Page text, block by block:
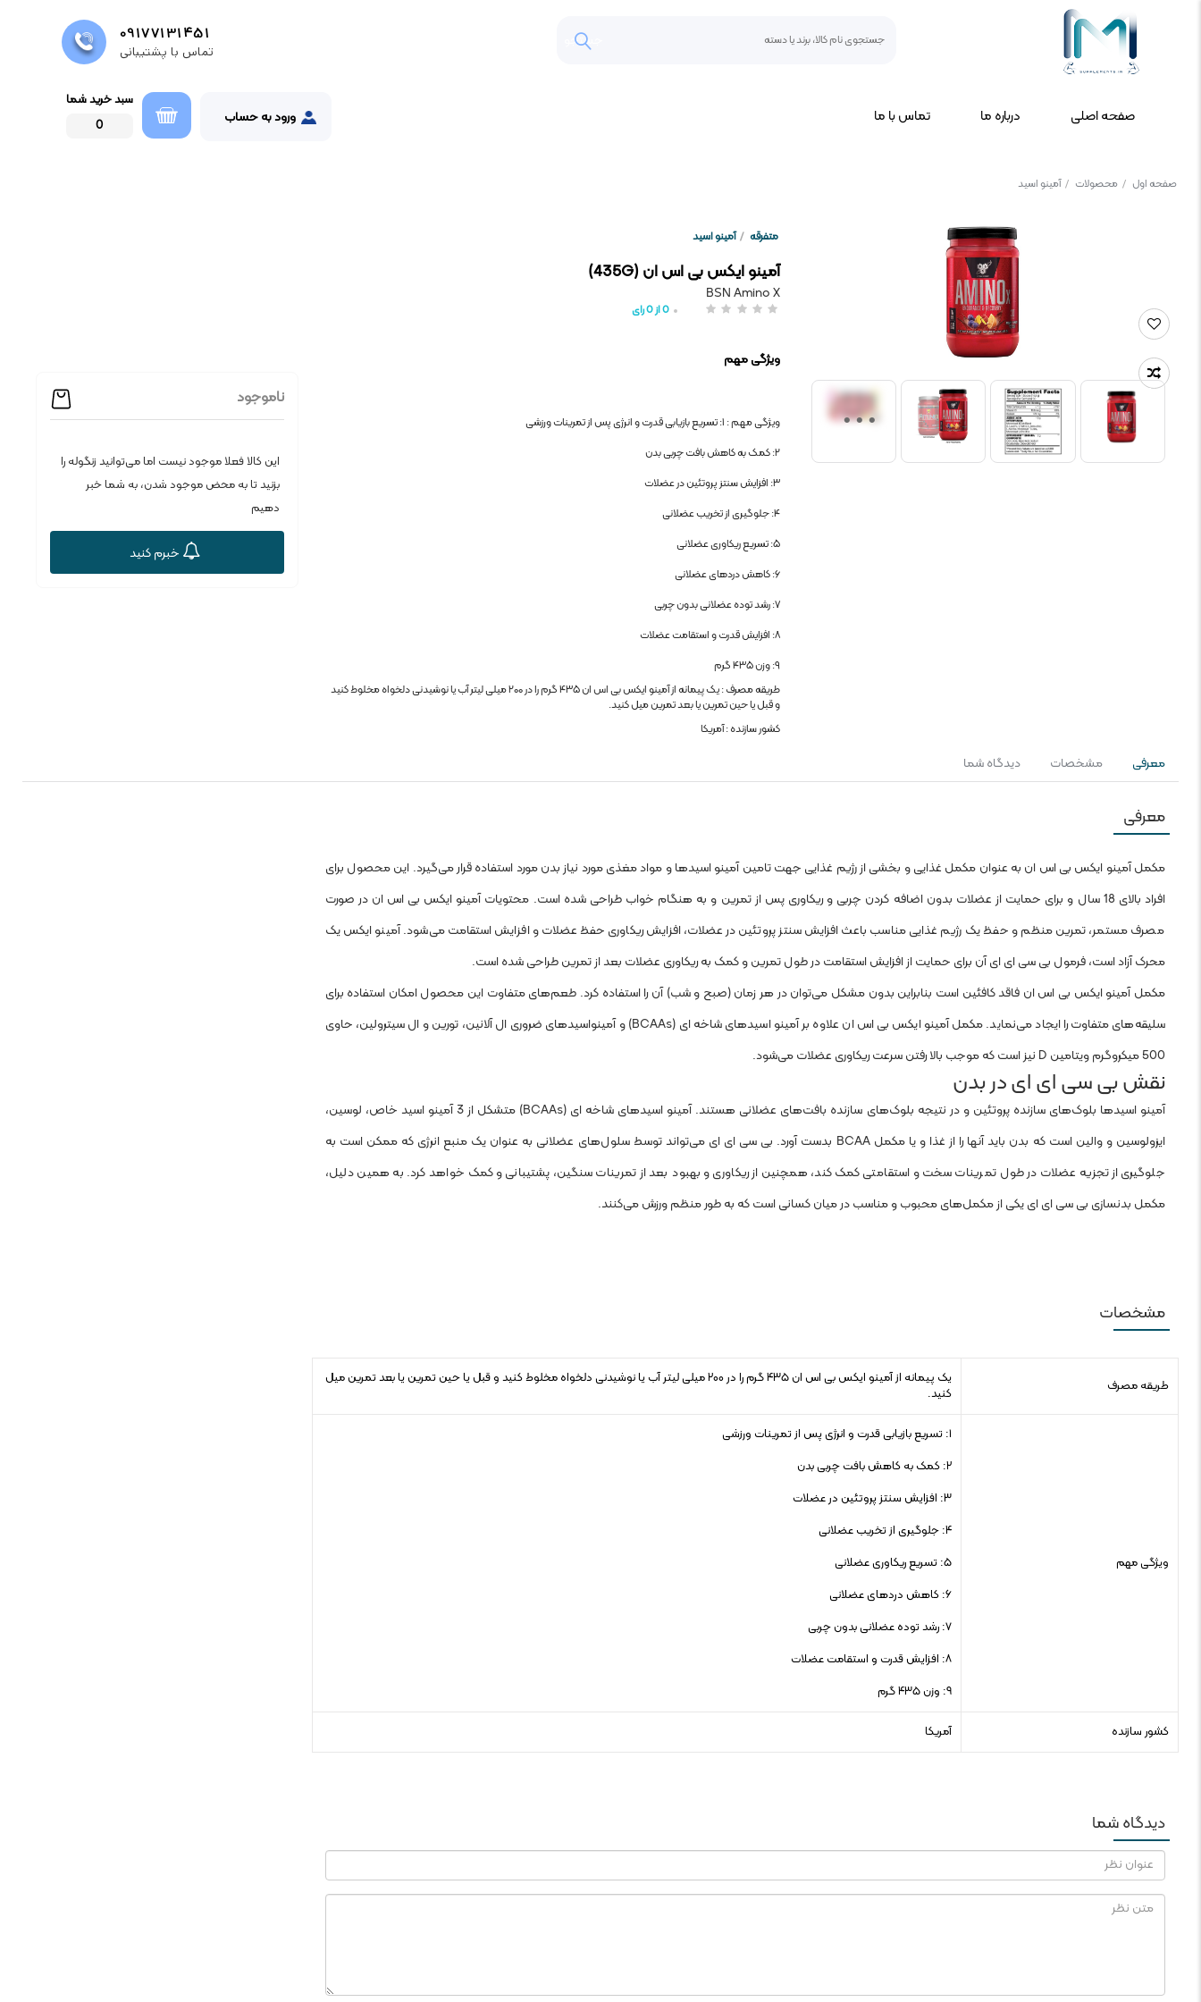
جستجو 09177131451
تماس با پشتیبانی
صفحه اصلی درباره ما تماس با ما
سبد خرید شما
0
ورود به حساب
صفحه اول / محصولات / آمینو اسید
متفرقه /آمینو اسید
آمینو ایکس بی اس ان (435G)
BSN Amino X
0از0رای
ویژگی مهم
ویژگی مهم : ۱: تسریع بازیابی قدرت و انرژی پس از تمرینات ورزشی
۲: کمک به کاهش بافت چربی بدن
۳: افزایش سنتز پروتئین در عضلات
۴: جلوگیری از تخریب عضلانی
۵: تسریع ریکاوری عضلانی
۶: کاهش دردهای عضلانی
۷: رشد توده عضلانی بدون چربی
۸: افزایش قدرت و استقامت عضلات
۹: وزن ۴۳۵ گرم
طریقه مصرف : یک پیمانه از آمینو ایکس بی اس ان ۴۳۵ گرم را در ۲۰۰ میلی لیتر آب یا نوشیدنی دلخواه مخلوط کنید
و قبل یا حین تمرین یا بعد تمرین میل کنید.
کشور سازنده : آمریکا
ناموجود
این کالا فعلا موجود نیست اما می‌توانید زنگوله را
بزنید تا به محض موجود شدن، به شما خبر
دهیم
معرفی مشخصات دیدگاه شما
معرفی
مکمل آمینو ایکس بی اس ان به عنوان مکمل غذایی و بخشی از رژیم غذایی جهت تامین آمینو اسیدها و مواد مغذی مورد نیاز بدن مورد استفاده قرار می‌گیرد. این محصول برای
افراد بالای 18 سال و برای حمایت از عضلات بدون اضافه کردن چربی و ریکاوری پس از تمرین و به هنگام خواب طراحی شده است. محتویات آمینو ایکس بی اس ان در صورت
مصرف مستمر، تمرین منظم و حفظ یک رژیم غذایی مناسب باعث افزایش سنتز پروتئین در عضلات، افزایش ریکاوری حفظ عضلات و افزایش استقامت می‌شود. آمینو ایکس یک
محرک آزاد است، فرمول بی سی ای ای آن برای حمایت از افزایش استقامت در طول تمرین و کمک به ریکاوری عضلات بعد از تمرین طراحی شده است.
مکمل آمینو ایکس بی اس ان فاقد کافئین است بنابراین بدون مشکل می‌توان در هر زمان (صبح و شب) آن را استفاده کرد. طعم‌های متفاوت این محصول امکان استفاده برای
سلیقه‌های متفاوت را ایجاد می‌نماید. مکمل آمینو ایکس بی اس ان علاوه بر آمینو اسیدهای شاخه ای (BCAAs) و آمینواسیدهای ضروری ال آلانین، تورین و ال سیترولین، حاوی
500 میکروگرم ویتامین D نیز است که موجب بالا رفتن سرعت ریکاوری عضلات می‌شود.
نقش بی سی ای ای در بدن
آمینو اسیدها بلوک‌های سازنده پروتئین و در نتیجه بلوک‌های سازنده بافت‌های عضلانی هستند. آمینو اسیدهای شاخه ای (BCAAs) متشکل از 3 آمینو اسید خاص، لوسین،
ایزولوسین و والین است که بدن باید آنها را از غذا و یا مکمل BCAA بدست آورد. بی سی ای ای می‌تواند توسط سلول‌های عضلانی به عنوان یک منبع انرژی که ممکن است به
جلوگیری از تجزیه عضلات در طول تمرینات سخت و استقامتی کمک کند، همچنین از ریکاوری و بهبود بعد از تمرینات سنگین، پشتیبانی و کمک خواهد کرد. به همین دلیل،
مکمل بدنسازی بی سی ای ای یکی از مکمل‌های محبوب و مناسب در میان کسانی است که به طور منظم ورزش می‌کنند.
مشخصات
طریقه مصرف
یک پیمانه از آمینو ایکس بی اس ان ۴۳۵ گرم را در ۲۰۰ میلی لیتر آب یا نوشیدنی دلخواه مخلوط کنید و قبل یا حین تمرین یا بعد تمرین میل
کنید.
ویژگی مهم
۱: تسریع بازیابی قدرت و انرژی پس از تمرینات ورزشی
۲: کمک به کاهش بافت چربی بدن
۳: افزایش سنتز پروتئین در عضلات
۴: جلوگیری از تخریب عضلانی
۵: تسریع ریکاوری عضلانی
۶: کاهش دردهای عضلانی
۷: رشد توده عضلانی بدون چربی
۸: افزایش قدرت و استقامت عضلات
۹: وزن ۴۳۵ گرم
کشور سازنده آمریکا
دیدگاه شما